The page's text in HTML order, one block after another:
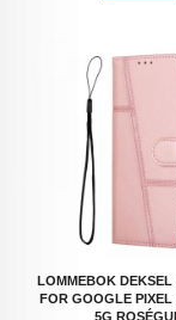
LOMMEBOK DEKSEL
FOR GOOGLE PIXEL
5G